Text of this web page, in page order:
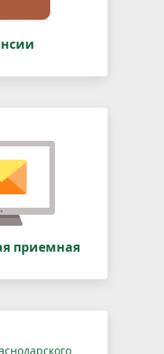
приемная